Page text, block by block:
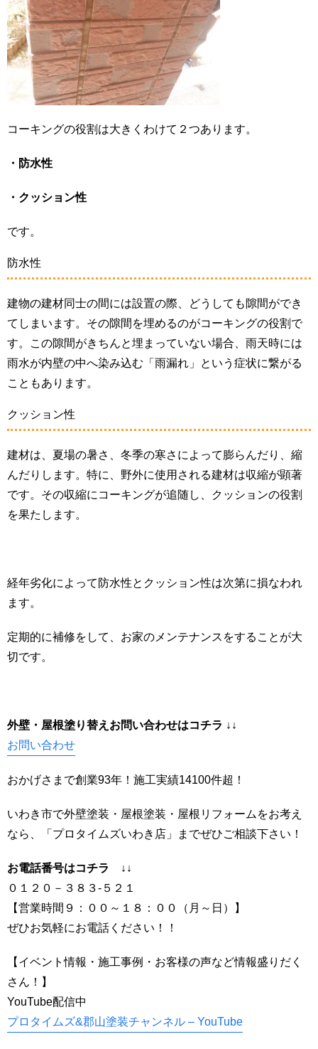
コーキングの役割は大きくわけて２つあります。
・防水性
・クッション性
です。
防水性
建物の建材同士の間には設置の際、どうしても隙間ができ
てしまいます。その隙間を埋めるのがコーキングの役割で
す。この隙間がきちんと埋まっていない場合、雨天時には
雨水が内壁の中へ染み込む「雨漏れ」という症状に繋がる
こともあります。
クッション性
建材は、夏場の暑さ、冬季の寒さによって膨らんだり、縮
んだりします。特に、野外に使用される建材は収縮が顕著
です。その収縮にコーキングが追随し、クッションの役割
を果たします。
経年劣化によって防水性とクッション性は次第に損なわれ
ます。
定期的に補修をして、お家のメンテナンスをすることが大
切です。
外壁・屋根塗り替えお問い合わせはコチラ ↓↓
お問い合わせ
おかげさまで創業93年！施工実績14100件超！
いわき市で外壁塗装・屋根塗装・屋根リフォームをお考え
なら、「プロタイムズいわき店」までぜひご相談下さい！
お電話番号はコチラ ↓↓
０１２０－３８３-５２１
【営業時間９：００～１８：００（月～日）】
ぜひお気軽にお電話ください！！
【イベント情報・施工事例・お客様の声など情報盛りだく
さん！】
YouTube配信中
プロタイムズ&郡山塗装チャンネル – YouTube